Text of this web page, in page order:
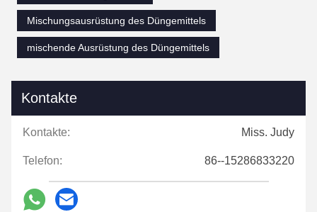
Mischungsausrüstung des Düngemittels
mischende Ausrüstung des Düngemittels
Kontakte
Kontakte: Miss. Judy
Telefon: 86--15286833220